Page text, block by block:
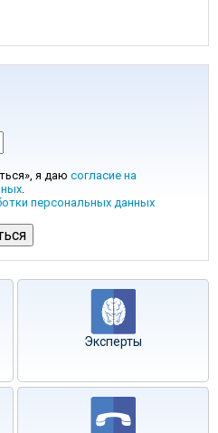
я даю согласие на
.
персональных данных
Эксперты